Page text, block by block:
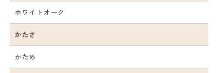
ホワイトオーク
かたさ
かため